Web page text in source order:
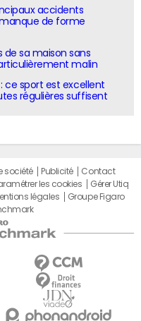
accidents
de forme
de sa maison sans
malin
ce sport est excellent
régulières suffisent
société Publicité
Contact
les cookies
Gérer Utiq
légales
Groupe Figaro